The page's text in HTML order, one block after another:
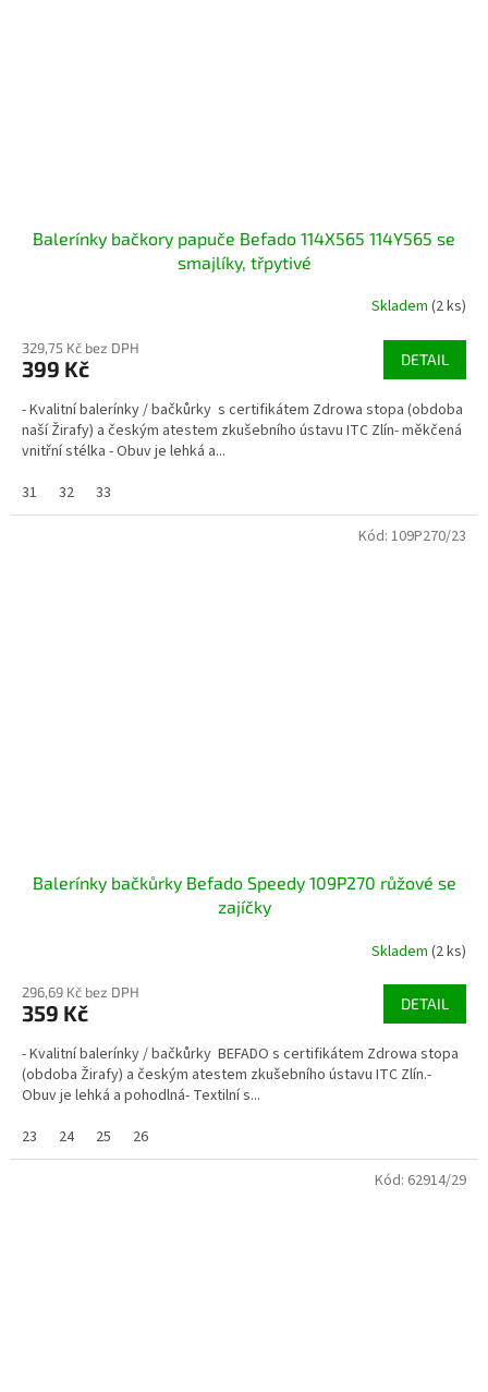
Balerínky bačkory papuče Befado 114X565 114Y565 se
smajlíky, třpytivé
Skladem (2 ks)
329,75 Kč bez DPH
399 Kč DETAIL
- Kvalitní balerínky / bačkůrky s certifikátem Zdrowa stopa (obdoba
naší Žirafy) a českým atestem zkušebního ústavu ITC Zlín- měkčená
vnitřní stélka - Obuv je lehká a...
31
32 33
Balerínky bačkůrky Befado Speedy 109P270 růžové se
zajíčky
Skladem (2 ks)
296,69 Kč bez DPH
359 Kč DETAIL
- Kvalitní balerínky / bačkůrky BEFADO s certifikátem Zdrowa stopa
(obdoba Žirafy) a českým atestem zkušebního ústavu ITC Zlín.-
Obuv je lehká a pohodlná- Textilní s...
23
24 25 26
Kód: 109P270/23
Kód: 62914/29